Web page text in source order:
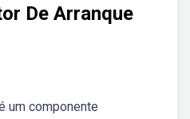
De Arranque
um componente